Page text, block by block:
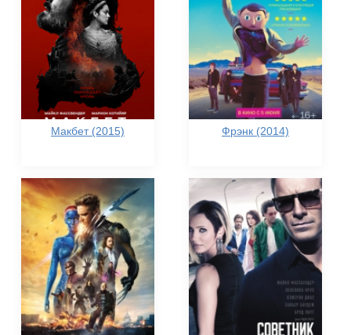
Макбет (2015) Фрэнк (2014)